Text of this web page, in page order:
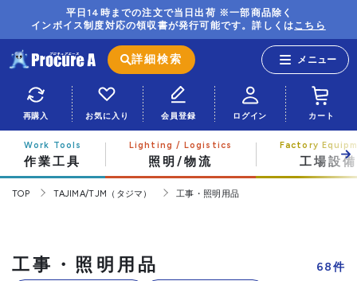
平日14時までの注文で当日出荷 ※一部商品除く
インボイス制度対応の領収書が発行可能です。詳しくはこちら
詳細検索
再購入 お気に入り 会員登録 ログイン カート
作業工具 照明/物流 工場設備
TOP TAJIMA/TJM（タジマ） 工事・照明用品
工事・照明用品 68件